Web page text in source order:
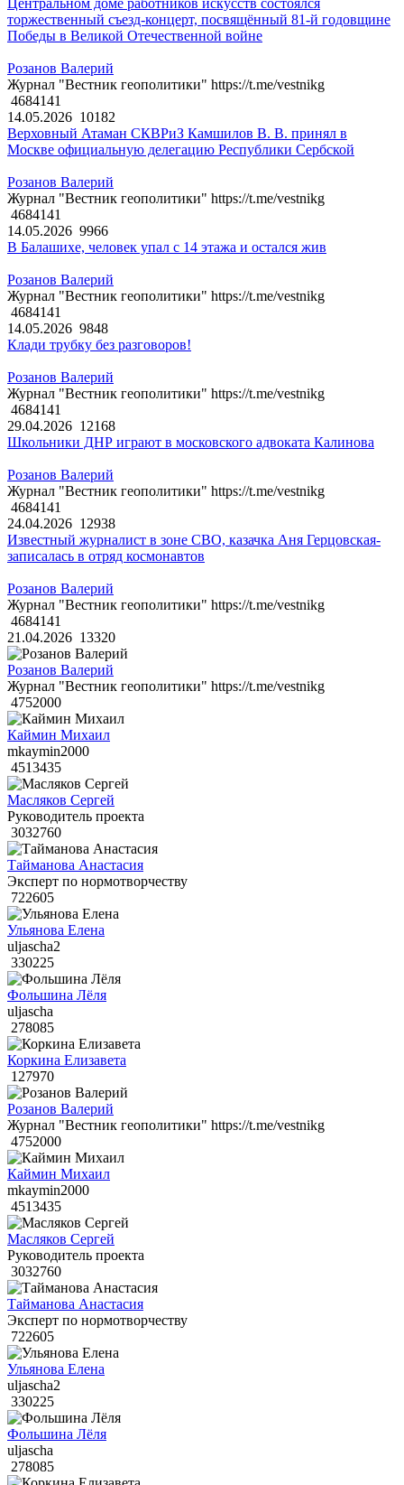
Центральном доме работников искусств состоялся
торжественный съезд-концерт, посвящённый 81-й годовщине
Победы в Великой Отечественной войне
Розанов Валерий
Журнал "Вестник геополитики" https://t.me/vestnikg
4684141
14.05.2026 10182
Верховный Атаман СКВРиЗ Камшилов В. В. принял в
Москве официальную делегацию Республики Сербской
Розанов Валерий
Журнал "Вестник геополитики" https://t.me/vestnikg
4684141
14.05.2026 9966
В Балашихе, человек упал с 14 этажа и остался жив
Розанов Валерий
Журнал "Вестник геополитики" https://t.me/vestnikg
4684141
14.05.2026 9848
Клади трубку без разговоров!
Розанов Валерий
Журнал "Вестник геополитики" https://t.me/vestnikg
4684141
29.04.2026 12168
Школьники ДНР играют в московского адвоката Калинова
Розанов Валерий
Журнал "Вестник геополитики" https://t.me/vestnikg
4684141
24.04.2026 12938
Известный журналист в зоне СВО, казачка Аня Герцовская-
записалась в отряд космонавтов
Розанов Валерий
Журнал "Вестник геополитики" https://t.me/vestnikg
4684141
21.04.2026 13320
Розанов Валерий
Журнал "Вестник геополитики" https://t.me/vestnikg
4752000
Каймин Михаил
mkaymin2000
4513435
Масляков Сергей
Руководитель проекта
3032760
Тайманова Анастасия
Эксперт по нормотворчеству
722605
Ульянова Елена
uljascha2
330225
Фольшина Лёля
uljascha
278085
Коркина Елизавета
127970
Розанов Валерий
Журнал "Вестник геополитики" https://t.me/vestnikg
4752000
Каймин Михаил
mkaymin2000
4513435
Масляков Сергей
Руководитель проекта
3032760
Тайманова Анастасия
Эксперт по нормотворчеству
722605
Ульянова Елена
uljascha2
330225
Фольшина Лёля
uljascha
278085